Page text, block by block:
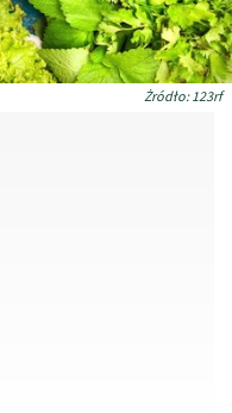
Żródło: 123rf